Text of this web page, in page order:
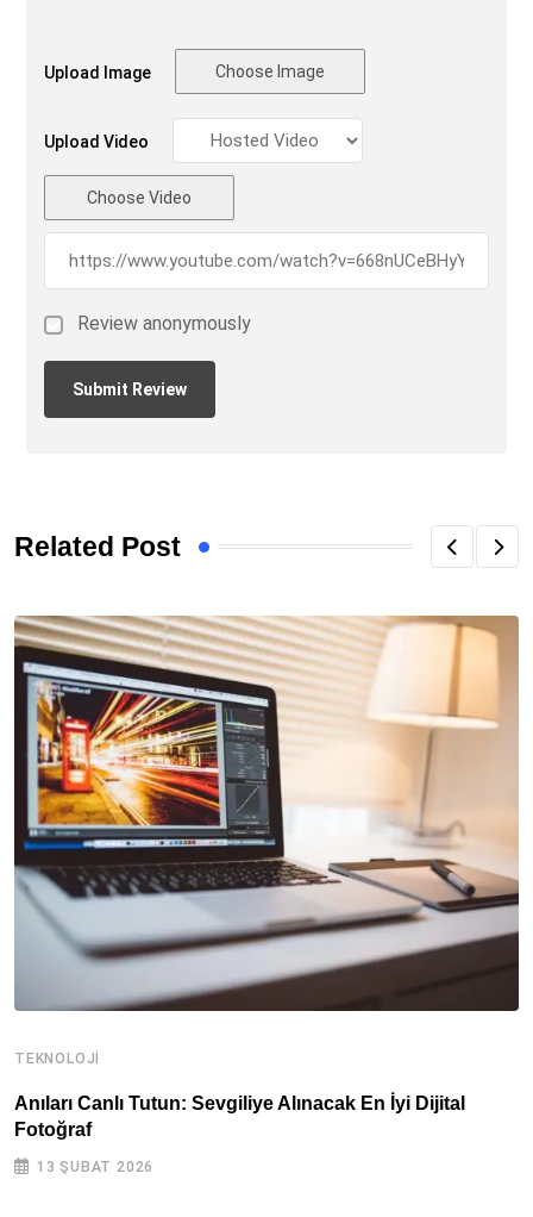
Upload Image Choose Image
Upload Video
Choose Video
Review anonymously
Related Post
TEKNOLOJI
Anıları Canlı Tutun: Sevgiliye Alınacak En İyi Dijital
Fotoğraf
13 ŞUBAT 2026